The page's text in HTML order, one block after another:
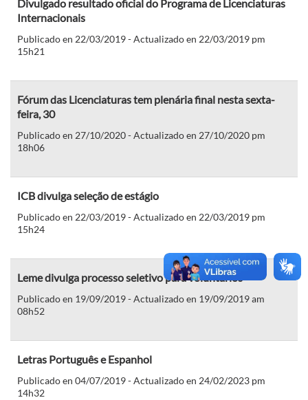
Divulgado resultado oficial do Programa de Licenciaturas
Internacionais
Publicado en 22/03/2019 - Actualizado en 22/03/2019 pm
15h21
Fórum das Licenciaturas tem plenária final nesta sexta-
feira, 30
Publicado en 27/10/2020 - Actualizado en 27/10/2020 pm
18h06
ICB divulga seleção de estágio
Publicado en 22/03/2019 - Actualizado en 22/03/2019 pm
15h24
Leme divulga processo seletivo para voluntários
Publicado en 19/09/2019 - Actualizado en 19/09/2019 am
08h52
Letras Português e Espanhol
Publicado en 04/07/2019 - Actualizado en 24/02/2023 pm
14h32